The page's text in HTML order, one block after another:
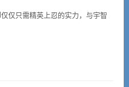
仅只需精英上忍的实力，与宇智